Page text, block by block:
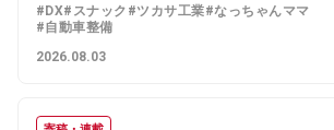
#DX#スナック #ツカサ工業#なっちゃんママ
#自動車整備
2026.08.03